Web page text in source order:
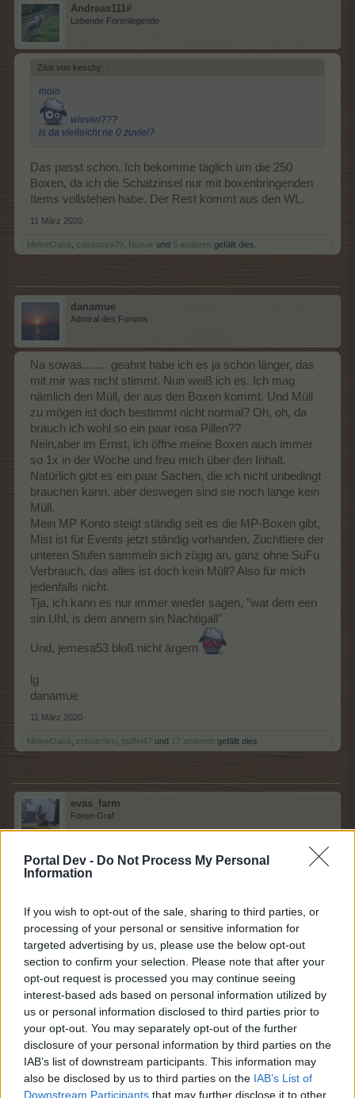
Portal Dev - Do Not Process My Personal
Information
If you wish to opt-out of the sale, sharing to third parties, or
processing of your personal or sensitive information for
targeted advertising by us, please use the below opt-out
section to confirm your selection. Please note that after your
opt-out request is processed you may continue seeing
interest-based ads based on personal information utilized by
us or personal information disclosed to third parties prior to
your opt-out. You may separately opt-out of the further
disclosure of your personal information by third parties on the
IAB’s list of downstream participants. This information may
also be disclosed by us to third parties on the IAB’s List of
Downstream Participants that may further disclose it to other
Andreas111#
Lebende Forenlegende
Zitat von keschy: ↑
moin
wieviel???
is da vielleicht ne 0 zuviel?
Das passt schon. Ich bekomme täglich um die 250
Boxen, da ich die Schatzinsel nur mit boxenbringenden
Items vollstehen habe. Der Rest kommt aus den WL.
11 März 2020
MeineOase casanova79 Nunuk und 5 anderen gefällt dies.
danamue
Admiral des Forums
Na sowas........ geahnt habe ich es ja schon länger, das
mit mir was nicht stimmt. Nun weiß ich es. Ich mag
nämlich den Müll, der aus den Boxen kommt. Und Müll
zu mögen ist doch bestimmt nicht normal? Oh, oh, da
brauch ich wohl so ein paar rosa Pillen??
Nein,aber im Ernst, ich öffne meine Boxen auch immer
so 1x in der Woche und freu mich über den Inhalt.
Natürlich gibt es ein paar Sachen, die ich nicht unbedingt
brauchen kann, aber deswegen sind sie noch lange kein
Müll.
Mein MP Konto steigt ständig seit es die MP-Boxen gibt,
Mist ist für Events jetzt ständig vorhanden, Zuchttiere der
unteren Stufen sammeln sich zügig an, ganz ohne SuFu
Verbrauch, das alles ist doch kein Müll? Also für mich
jedenfalls nicht.
Tja, ich kann es nur immer wieder sagen, "wat dem een
sin Uhl, is dem annern sin Nachtigall"
Und, jemesa53 bloß nicht ärgern
lg
danamue
11 März 2020
MeineOase crissicrissi puffel47 und 17 anderen gefällt dies.
evas_farm
Foren-Graf
Hab ich doch schon immer geahnt, dass ich ein "Müll-
Messie" bin. Ich liebe diesen Müll und freue ich immer
Die Meinungen bei den Boxen waren schon immer geteilt
und werden es auch bestimmt bleiben. Ich kann halt
nicht aus jeder Box 50 TG oder ein goldenes Zuchttier
11 März 2020
cooley ,Apronia,Wolf.K.und9 anderengefällt dies.
Pfefferminz_Patty
S-Moderator